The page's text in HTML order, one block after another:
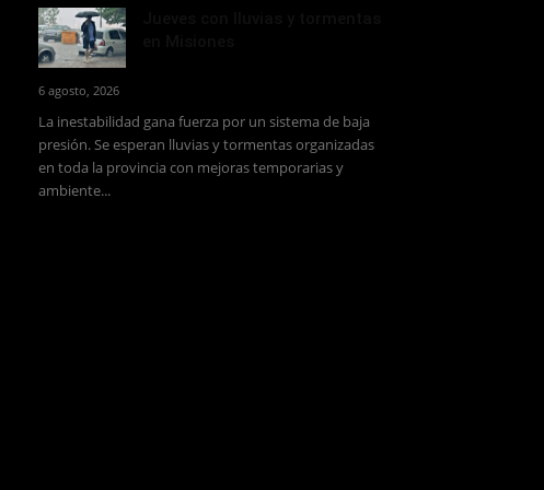
6 agosto, 2026
La inestabilidad gana fuerza por un sistema de baja
presión. Se esperan lluvias y tormentas organizadas
en toda la provincia con mejoras temporarias y
ambiente...